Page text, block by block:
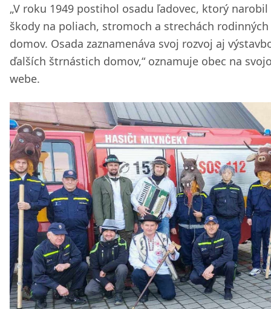
„V roku 1949 postihol osadu ľadovec, ktorý
škody na poliach, stromoch a strechách rodinných
domov. Osada zaznamenáva svoj rozvoj aj
ďalších štrnástich domov,“ oznamuje obec na
webe.